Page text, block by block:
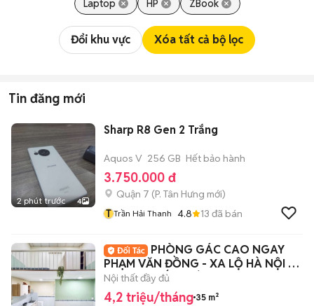
Laptop HP ZBook
Đổi khu vực Xóa tất cả bộ lọc
Tin đăng mới
2 phút trước 4
Sharp R8 Gen 2 Trắng
Aquos V 256 GB Hết bảo hành
3.750.000 đ
Quận 7 (P. Tân Hưng mới)
T Trần Hải Thanh 4.8 13 đã bán
PHÒNG GÁC CAO NGAY
PHẠM VĂN ĐỒNG - XA LỘ HÀ NỘI -
ĐẠI HỌC KIẾN TRÚC
Nội thất đầy đủ
4,2 triệu/tháng 35 m²